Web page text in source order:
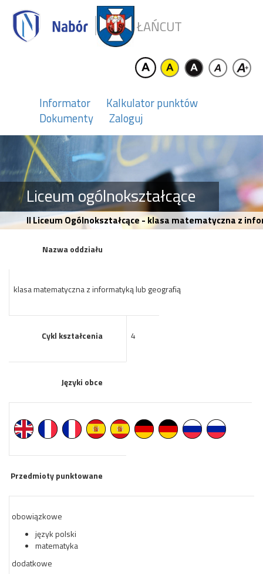
ŁAŃCUT
Informator
Kalkulator punktów
Dokumenty
Zaloguj
Liceum ogólnokształcące
II Liceum Ogólnokształcące - klasa matematyczna z
Nazwa oddziału
klasa matematyczna z informatyką lub geografią
Cykl kształcenia 4
Języki obce
Przedmioty punktowane
obowiązkowe
język polski
matematyka
dodatkowe